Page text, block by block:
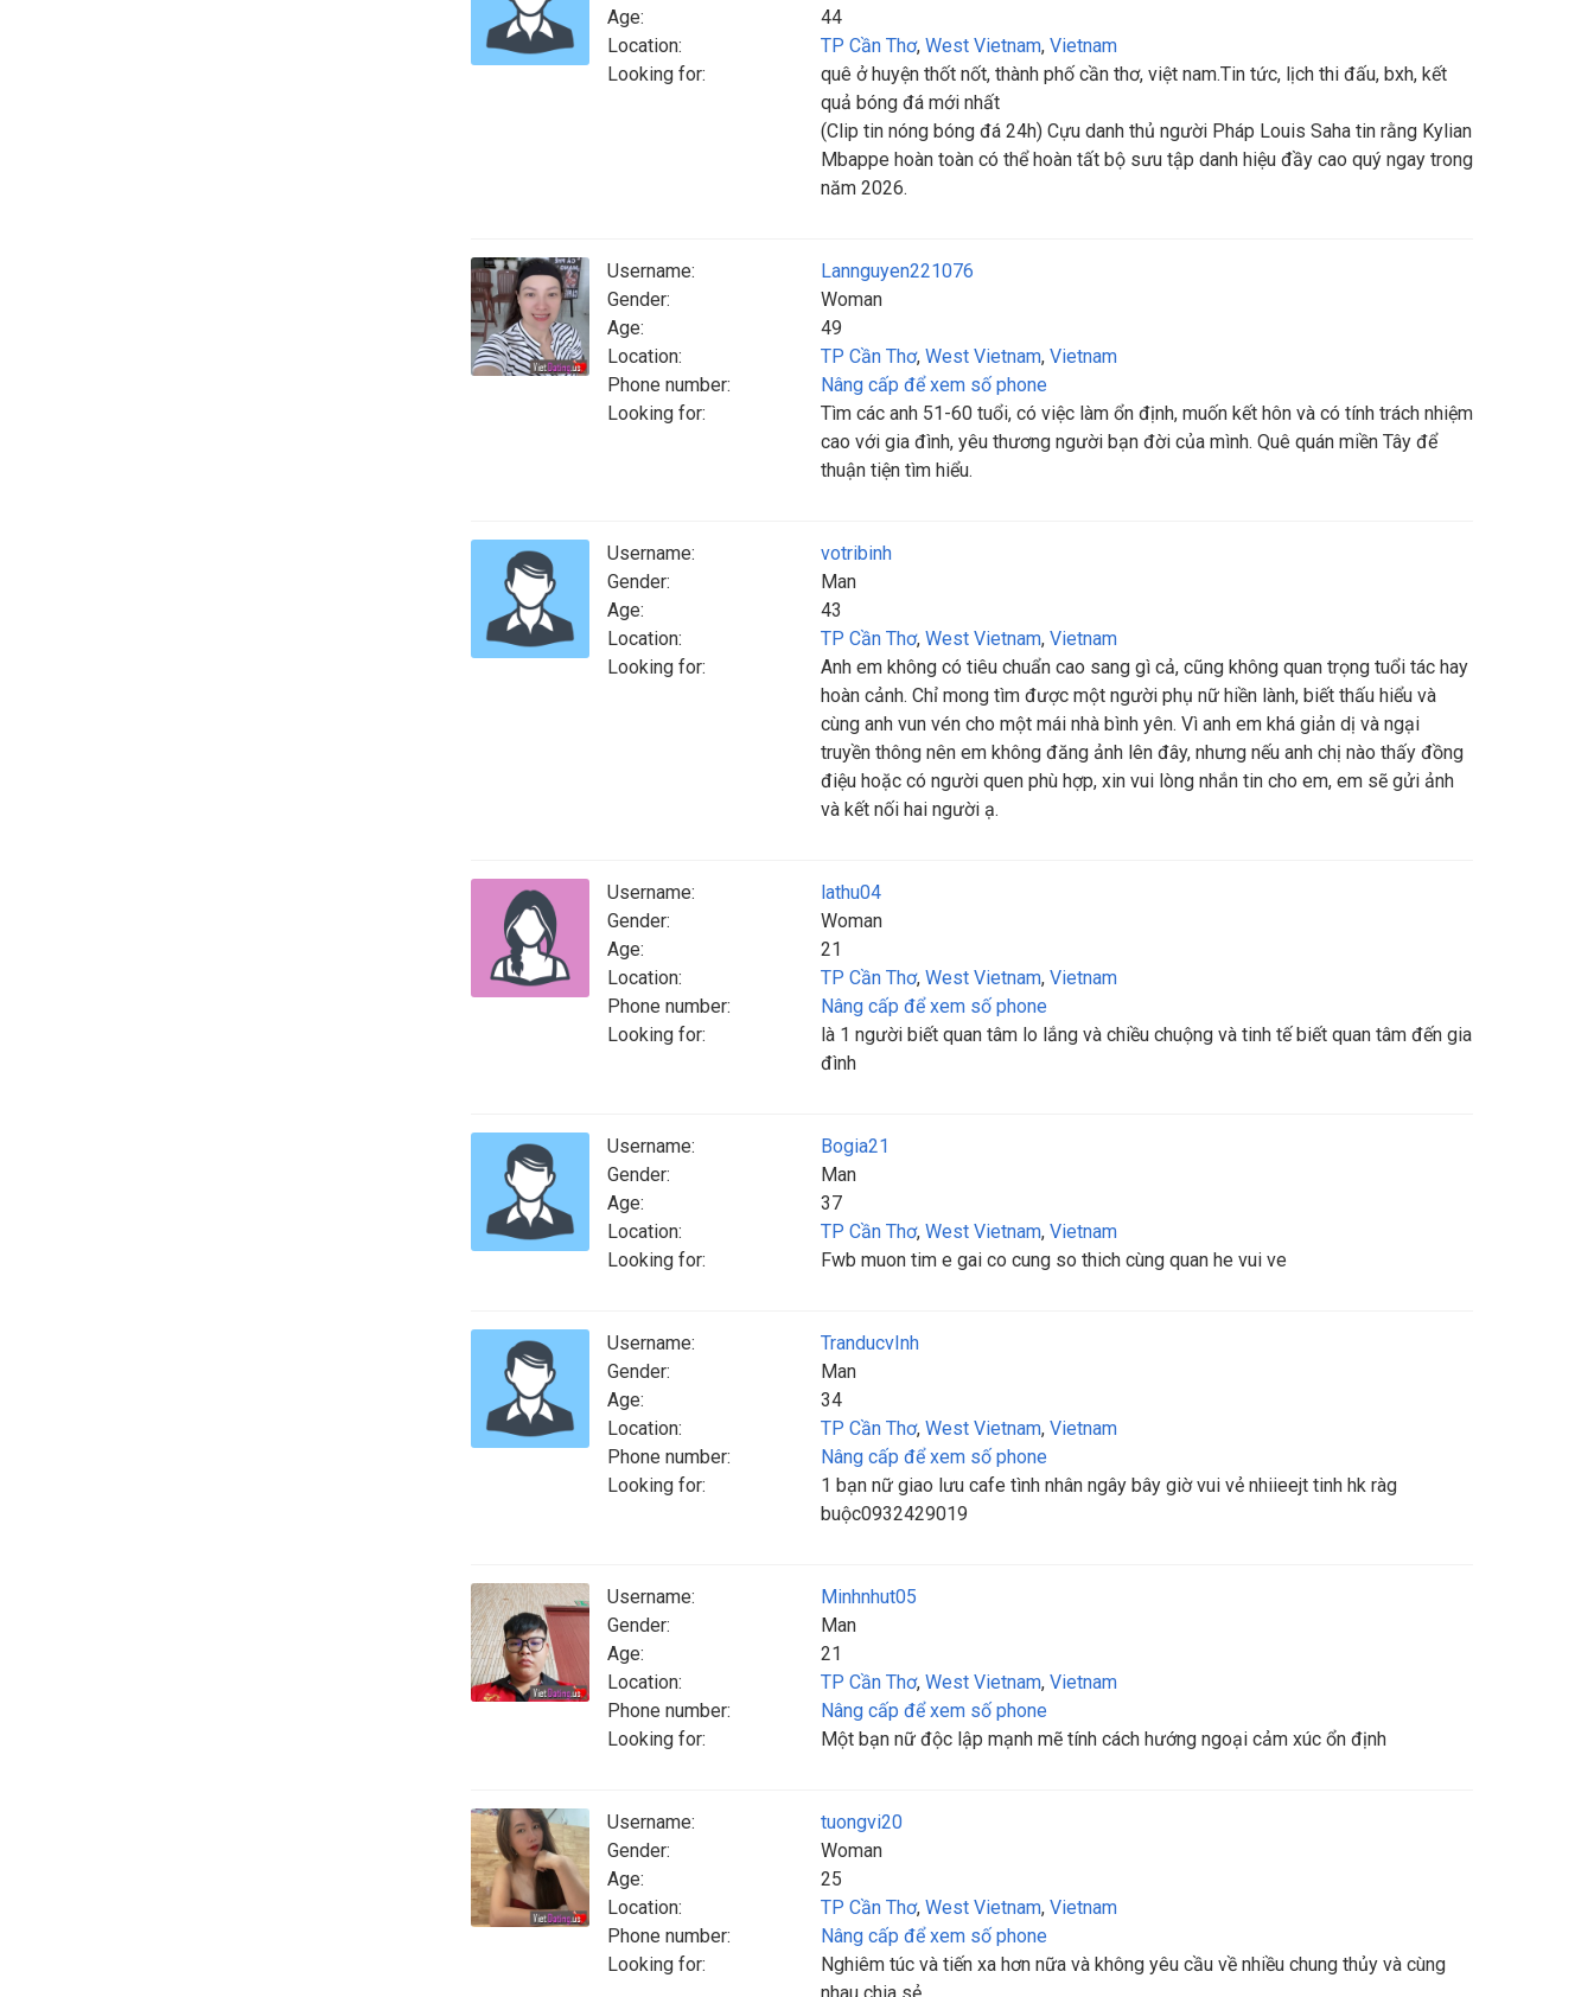
Age:
44
Location:
TP Cần Thơ, West Vietnam, Vietnam
Looking for:
quê ở huyện thốt nốt, thành phố cần thơ, việt nam.Tin tức, lịch thi đấu, bxh, kết
quả bóng đá mới nhất
(Clip tin nóng bóng đá 24h) Cựu danh thủ người Pháp Louis Saha tin rằng Kylian
Mbappe hoàn toàn có thể hoàn tất bộ sưu tập danh hiệu đầy cao quý ngay trong
năm 2026.
Username:
Lannguyen221076
Gender:
Woman
Age:
49
Location:
TP Cần Thơ, West Vietnam, Vietnam
Phone number:
Nâng cấp để xem số phone
Looking for:
Tìm các anh 51-60 tuổi, có việc làm ổn định, muốn kết hôn và có tính trách nhiệm
cao với gia đình, yêu thương người bạn đời của mình. Quê quán miền Tây để
thuận tiện tìm hiểu.
Username:
votribinh
Gender:
Man
Age:
43
Location:
TP Cần Thơ, West Vietnam, Vietnam
Looking for:
Anh em không có tiêu chuẩn cao sang gì cả, cũng không quan trọng tuổi tác hay
hoàn cảnh. Chỉ mong tìm được một người phụ nữ hiền lành, biết thấu hiểu và
cùng anh vun vén cho một mái nhà bình yên. Vì anh em khá giản dị và ngại
truyền thông nên em không đăng ảnh lên đây, nhưng nếu anh chị nào thấy đồng
điệu hoặc có người quen phù hợp, xin vui lòng nhắn tin cho em, em sẽ gửi ảnh
và kết nối hai người ạ.
Username:
lathu04
Gender:
Woman
Age:
21
Location:
TP Cần Thơ, West Vietnam, Vietnam
Phone number:
Nâng cấp để xem số phone
Looking for:
là 1 người biết quan tâm lo lắng và chiều chuộng và tinh tế biết quan tâm đến gia
đình
Username:
Bogia21
Gender:
Man
Age:
37
Location:
TP Cần Thơ, West Vietnam, Vietnam
Looking for:
Fwb muon tim e gai co cung so thich cùng quan he vui ve
Username:
TranducvInh
Gender:
Man
Age:
34
Location:
TP Cần Thơ, West Vietnam, Vietnam
Phone number:
Nâng cấp để xem số phone
Looking for:
1 bạn nữ giao lưu cafe tình nhân ngây bây giờ vui vẻ nhiieejt tinh hk ràg
buộc0932429019
Username:
Minhnhut05
Gender:
Man
Age:
21
Location:
TP Cần Thơ, West Vietnam, Vietnam
Phone number:
Nâng cấp để xem số phone
Looking for:
Một bạn nữ độc lập mạnh mẽ tính cách hướng ngoại cảm xúc ổn định
Username:
tuongvi20
Gender:
Woman
Age:
25
Location:
TP Cần Thơ, West Vietnam, Vietnam
Phone number:
Nâng cấp để xem số phone
Looking for:
Nghiêm túc và tiến xa hơn nữa và không yêu cầu về nhiều chung thủy và cùng